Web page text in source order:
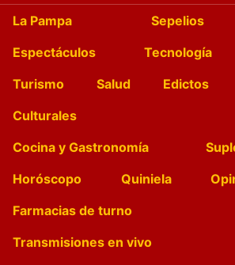
La Pampa Sepelios
Espectáculos
Tecnología
Turismo
Salud Edictos
Culturales
Cocina y Gastronomía
Horóscopo
Quiniela
Farmacias de turno
Transmisiones en vivo